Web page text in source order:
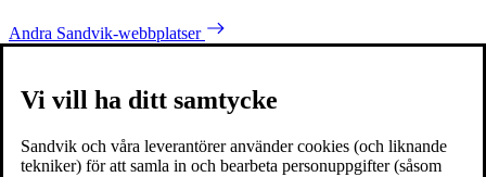
Andra Sandvik-webbplatser
Vi vill ha ditt samtycke
Sandvik och våra leverantörer använder cookies (och liknande
tekniker) för att samla in och bearbeta personuppgifter (såsom